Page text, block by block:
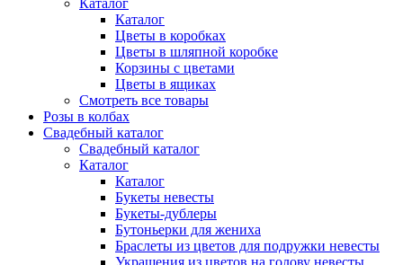
Каталог
Каталог
Цветы в коробках
Цветы в шляпной коробке
Корзины с цветами
Цветы в ящиках
Смотреть все товары
Розы в колбах
Свадебный каталог
Свадебный каталог
Каталог
Каталог
Букеты невесты
Букеты-дублеры
Бутоньерки для жениха
Браслеты из цветов для подружки невесты